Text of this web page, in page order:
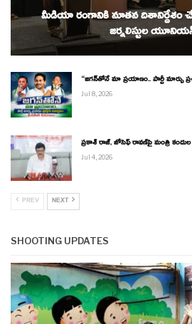
మీడియా రంగానికి నూతన దిశానిర్దేశం
జర్నలిస్టుల
“జగన్‌తోనే మా ప్రయాణం.. పార్టీ మార్పు
Jul 8, 2026
ప్రకాశ్ రాజ్, జోసెఫ్ రావణ్‌పై మంత్రి కందుల
Jul 4, 2026
PREV NEXT
SHOOTING UPDATES